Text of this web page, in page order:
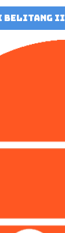
Belitang II